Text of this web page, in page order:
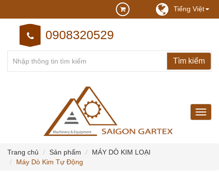
Tiếng Việt
0908320529
may
may
Trang chủ
Sản phẩm
MÁY DÒ KIM LOẠI
Máy Dò Kim Tự Động